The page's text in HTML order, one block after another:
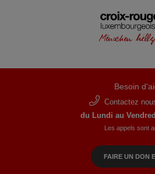
Besoin
Contactez
du Lundi au
Les appels sont
FAIRE UN DON